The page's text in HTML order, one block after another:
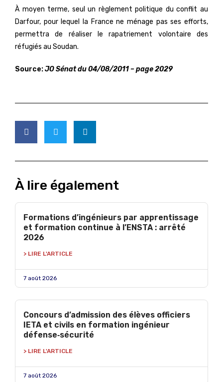
À moyen terme, seul un règlement politique du conflit au
Darfour, pour lequel la France ne ménage pas ses efforts,
permettra de réaliser le rapatriement volontaire des
réfugiés au Soudan.
Source:JO Sénat du 04/08/2011 – page 2029
À lire également
Formations d’ingénieurs par apprentissage
et formation continue à l’ENSTA : arrêté
2026
> LIRE L'ARTICLE
7 août 2026
Concours d’admission des élèves officiers
IETA et civils en formation ingénieur
défense‑sécurité
> LIRE L'ARTICLE
7 août 2026